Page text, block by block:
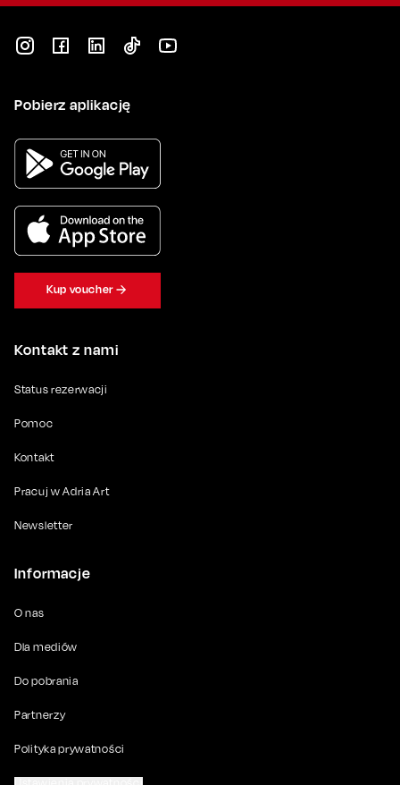
Kontakt z nami
Status rezerwacji
Pomoc
Kontakt
Pracuj w Adria Art
Newsletter
Informacje
O nas
Dla mediów
Do pobrania
Partnerzy
Polityka prywatności
Pobierz aplikację
Kup voucher